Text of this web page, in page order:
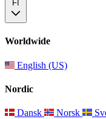
FI
Worldwide
English (US)
Nordic
Dansk Norsk